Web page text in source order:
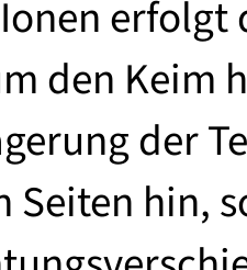
erfolgt
den Keim
der
Seiten hin,